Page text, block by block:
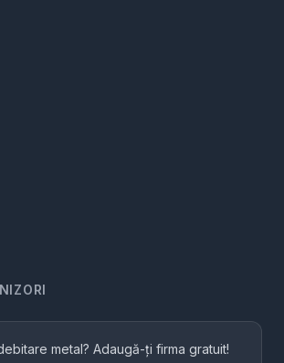
metal? Adaugă-ți firma gratuit!